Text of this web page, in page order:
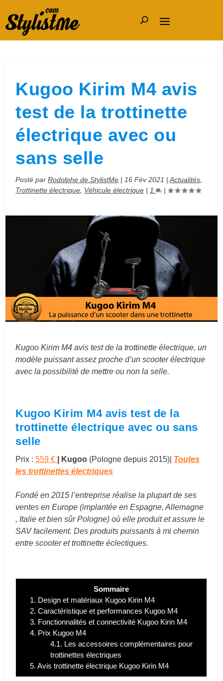
Kugoo Kirim M4 avis
test de la trottinette
électrique avec ou
sans selle
Posté parRodolphe de StylistMe | 16 Fév 2021 |Actualités
Trottinette électrique Véhicule électrique | 1 |
Kugoo Kirim M4 avis test de la trottinette électrique, un
modèle puissant assez proche d’un scooter électrique
avec la possibilité de mettre ou non la selle.
Kugoo Kirim M4 avis test de la
trottinette électrique avec ou sans
selle
Prix :559 € | Kugoo (Pologne depuis 2015)| Toutes
lestrottinettesélectriques
Fondé en 2015 l’entreprise réalise la plupart de ses
ventes en Europe (implantée en Espagne, Allemagne
, Italie et bien sûr Pologne) où elle produit et assure le
SAV facilement. Des produits puissants à mi chemin
entre scooter et trottinette éclectiques.
Sommaire
1. Design et matériaux Kugoo Kirin M4
2. Caractéristique et performances Kugoo M4
3. Fonctionnalités et connectivité Kugoo Kirin M4
4. Prix Kugoo M4
4.1. Les accessoires complémentaires pour
trottinettes électriques
5. Avis trottinette électrique Kugoo Kirin M4